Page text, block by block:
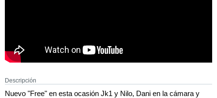
Descripción
Nuevo "Free" en esta ocasión Jk1 y Nilo, Dani en la cámara y